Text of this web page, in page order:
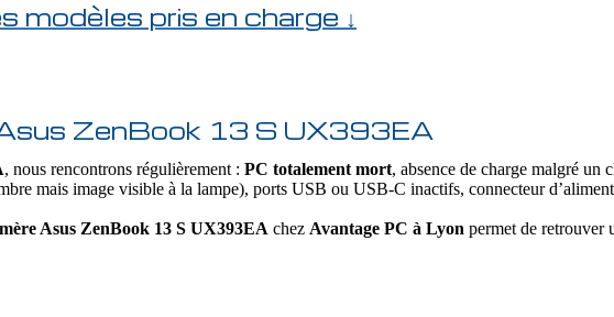
modèles pris en charge ↓
ZenBook 13 S UX393EA
, nous rencontrons régulièrement : PC totalement mort, absence de charge malgré un
mais image visible à la lampe), ports USB ou USB‑C inactifs, connecteur
Asus ZenBook 13 S UX393EA chez Avantage PC à Lyon permet de retrouver